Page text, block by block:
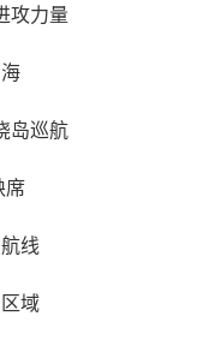
攻力量
岛巡航
席
线
域